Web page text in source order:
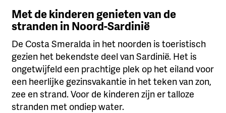
Met de kinderen genieten van de
stranden in Noord-Sardinië
De Costa Smeralda in het noorden is toeristisch
gezien het bekendste deel van Sardinië. Het is
ongetwijfeld een prachtige plek op het eiland voor
een heerlijke gezinsvakantie in het teken van zon,
zee en strand. Voor de kinderen zijn er talloze
stranden met ondiep water.